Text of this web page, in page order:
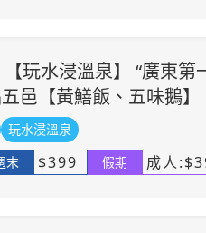
【玩水浸溫泉】 “廣東
邑【黃鱔飯、五味鵝】
玩水浸溫泉
末 $399 假期 成人:$